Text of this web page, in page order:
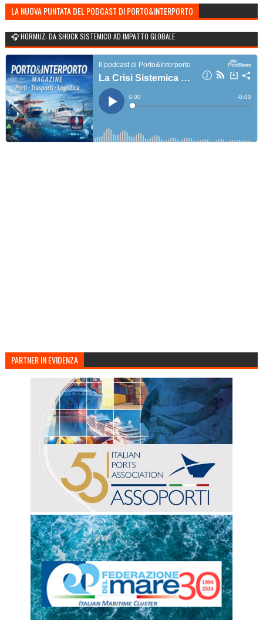
LA NUOVA PUNTATA DEL PODCAST DI PORTO&INTERPORTO
🎧 HORMUZ: DA SHOCK SISTEMICO AD IMPATTO GLOBALE
PARTNER IN EVIDENZA